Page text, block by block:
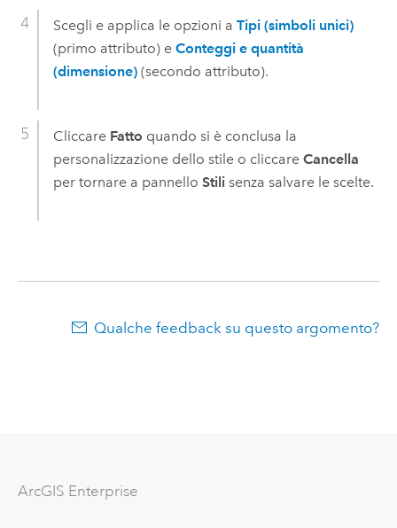
Scegli e applica le opzioni a Tipi (simboli unici)
(primo attributo) e Conteggi e quantità
(dimensione)(secondo attributo).
Cliccare Fatto quando si è conclusa la
personalizzazione dello stile o cliccare Cancella
per tornare a pannello Stilisenza salvare le scelte.
Qualche feedback su questo argomento?
ArcGIS Enterprise